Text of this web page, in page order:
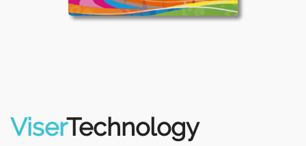
ViserTechnology